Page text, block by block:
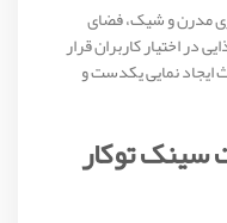
مدرن و شیک، فضای
اختیار کاربران قرار
نمایی یکدست و
سینک توکار